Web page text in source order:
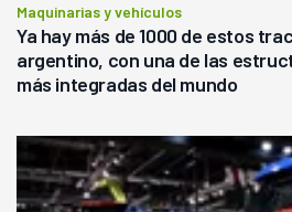
Maquinarias y vehículos
Ya hay más de 1000 de estos
argentino, con una de las
más integradas del mundo